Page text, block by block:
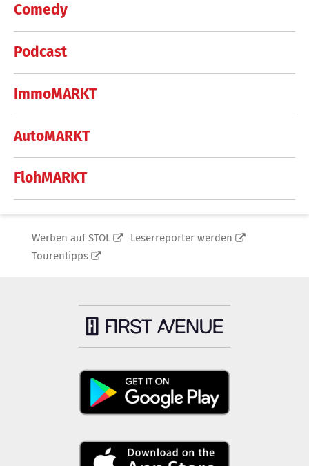
Comedy
Podcast
ImmoMARKT
AutoMARKT
FlohMARKT
Werben auf STOL
Leserreporter werden
Tourentipps